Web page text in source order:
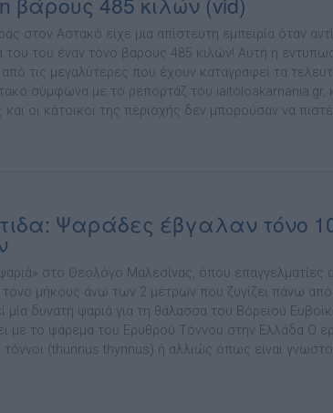
στον Αστακό είχε μια απίστευτη εμπειρία όταν
του του έναν τόνο βάρους 485 κιλών! Αυτή η
από τις μεγαλύτερες που έχουν καταγραφεί τα
σύμφωνα με το ρεπορτάζ του iaitoloakarnania.gr,
οι κάτοικοι της περιοχής δεν μπορούσαν να
Ψαράδες έβγαλαν τόνο
στο Θεολόγο Μαλεσίνας, όπου επαγγελματίες
τόνο μήκους άνω των 2 μέτρων που ζυγίζει πάνω από
μία δυνατή ψαριά για τη θάλασσα του Βόρειου
με το ψάρεμα του Ερυθρού Τόννου στην Ελλάδα Ο
τόννοι (thunnus thynnus) ή αλλιώς όπως είναι